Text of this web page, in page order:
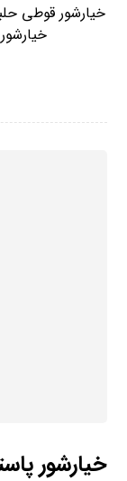
خیارشور قوطی
خیارشور